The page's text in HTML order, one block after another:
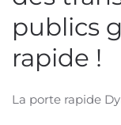
publics
rapide !
La porte rapide